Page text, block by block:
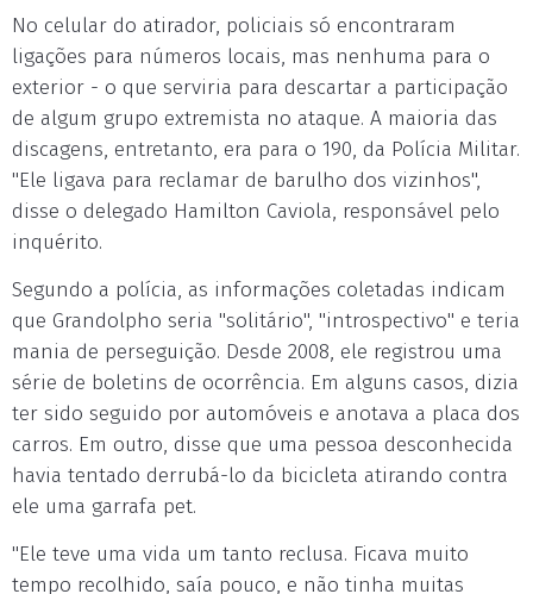
No celular do atirador, policiais só encontraram
ligações para números locais, mas nenhuma para o
exterior - o que serviria para descartar a participação
de algum grupo extremista no ataque. A maioria das
discagens, entretanto, era para o 190, da Polícia Militar.
"Ele ligava para reclamar de barulho dos vizinhos",
disse o delegado Hamilton Caviola, responsável pelo
inquérito.
Segundo a polícia, as informações coletadas indicam
que Grandolpho seria "solitário", "introspectivo" e teria
mania de perseguição. Desde 2008, ele registrou uma
série de boletins de ocorrência. Em alguns casos, dizia
ter sido seguido por automóveis e anotava a placa dos
carros. Em outro, disse que uma pessoa desconhecida
havia tentado derrubá-lo da bicicleta atirando contra
ele uma garrafa pet.
"Ele teve uma vida um tanto reclusa. Ficava muito
tempo recolhido, saía pouco, e não tinha muitas